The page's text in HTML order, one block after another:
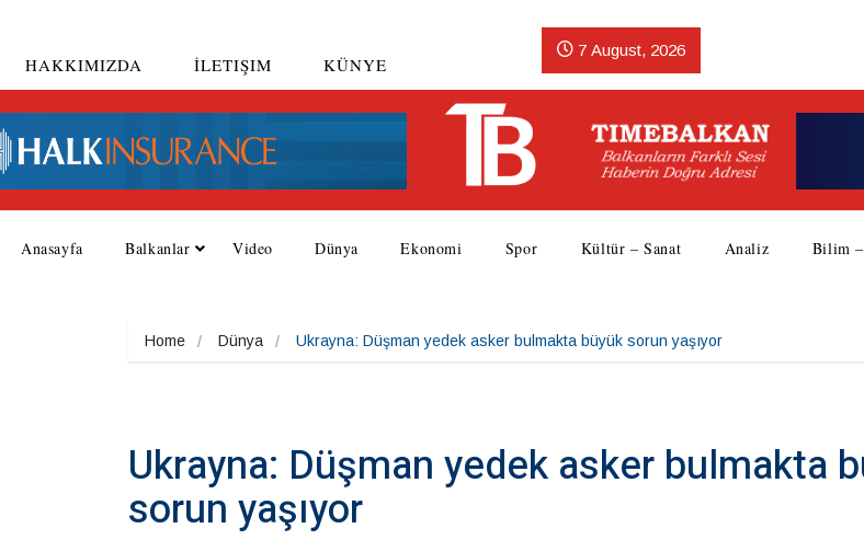
HAKKIMIZDA İLETIŞIM KÜNYE
7 August, 2026
Anasayfa Balkanlar Video Dünya Ekonomi Spor Kültür – Sanat Analiz Bilim
Home Dünya Ukrayna: Düşman yedek asker bulmakta büyük sorun yaşıyor
Ukrayna: Düşman yedek asker bulmakta
sorun yaşıyor